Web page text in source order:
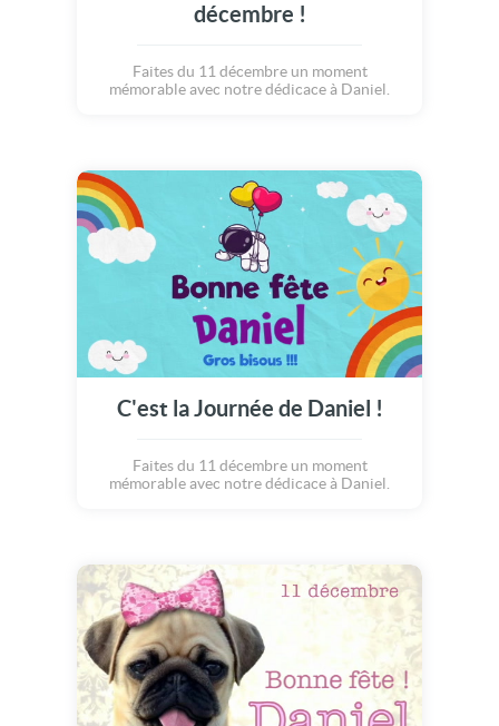
décembre !
Faites du 11 décembre un moment
mémorable avec notre dédicace à Daniel.
C'est la Journée de Daniel !
Faites du 11 décembre un moment
mémorable avec notre dédicace à Daniel.